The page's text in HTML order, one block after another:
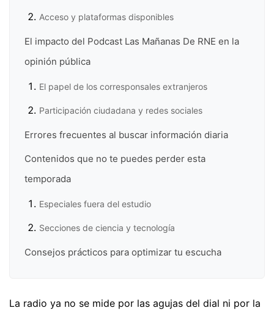
Acceso y plataformas disponibles
El impacto del Podcast Las Mañanas De RNE en la
opinión pública
El papel de los corresponsales extranjeros
Participación ciudadana y redes sociales
Errores frecuentes al buscar información diaria
Contenidos que no te puedes perder esta
temporada
Especiales fuera del estudio
Secciones de ciencia y tecnología
Consejos prácticos para optimizar tu escucha
La radio ya no se mide por las agujas del dial ni por la